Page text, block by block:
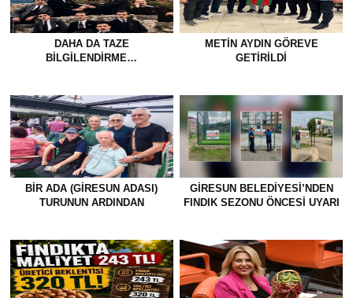
DAHA DA TAZE
BİLGİLENDİRME…
METİN AYDIN GÖREVE
GETİRİLDİ
BİR ADA (GİRESUN ADASI)
TURUNUN ARDINDAN
GİRESUN BELEDİYESİ’NDEN
FINDIK SEZONU ÖNCESİ UYARI